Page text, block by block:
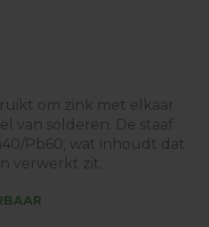
om zink met elkaar
van solderen. De staaf
Pb60, wat inhoudt dat
verwerkt zit.